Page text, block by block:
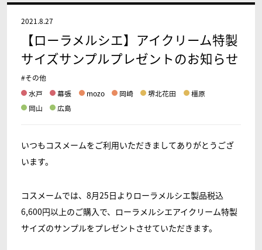
2021.8.27
【ローラメルシエ】アイクリーム特製
サイズサンプルプレゼントのお知らせ
#その他
水戸
幕張 mozo 岡崎 堺北花田
橿原
岡山
広島
いつもコスメームをご利用いただきましてありがとうござ
います。
コスメームでは、8月25日よりローラメルシエ製品税込
6,600円以上のご購入で、ローラメルシエアイクリーム特製
サイズのサンプルをプレゼントさせていただきます。